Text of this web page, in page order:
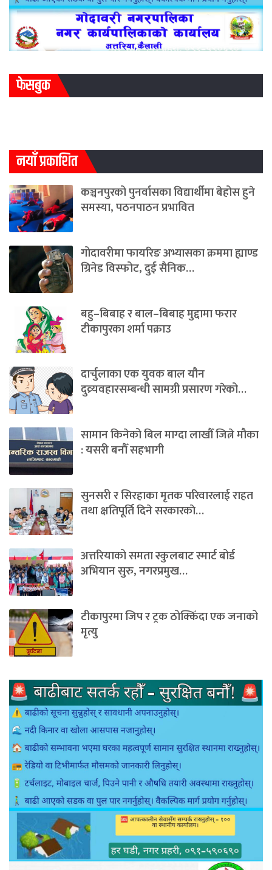
फेसबुक
नयाँ प्रकाशित
कञ्चनपुरको पुनर्वासका विद्यार्थीमा बेहोस हुने
समस्या, पठनपाठन प्रभावित
गोदावरीमा फायरिङ अभ्यासका क्रममा ह्याण्ड
ग्रिनेड विस्फोट, दुई सैनिक…
बहु–बिबाह र बाल–बिबाह मुद्दामा फरार
टीकापुरका शर्मा पक्राउ
दार्चुलाका एक युवक बाल यौन
दुव्र्यवहारसम्बन्धी सामग्री प्रसारण गरेको…
सामान किनेको बिल माग्दा लाखौँ जित्ने मौका
: यसरी बनौँ सहभागी
सुनसरी र सिरहाका मृतक परिवारलाई राहत
तथा क्षतिपूर्ति दिने सरकारकाे…
अत्तरियाको समता स्कुलबाट स्मार्ट बोर्ड
अभियान सुरु, नगरप्रमुख…
टीकापुरमा जिप र ट्रक ठोक्किँदा एक जनाको
मृत्यु